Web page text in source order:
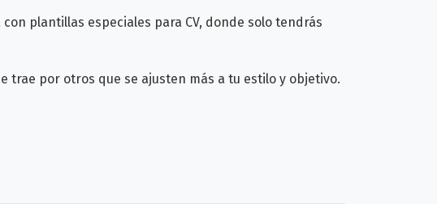
plantillas especiales para CV, donde solo tendrás
por otros que se ajusten más a tu estilo y objetivo.